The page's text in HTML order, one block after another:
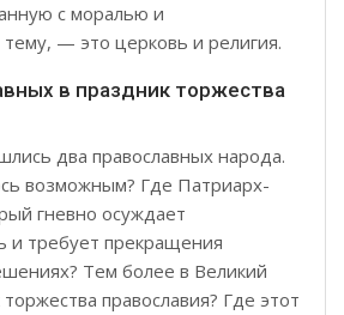
с моралью и
— это церковь и религия.
в праздник торжества
два православных народа.
возможным? Где Патриарх-
гневно осуждает
и требует прекращения
Тем более в Великий
православия? Где этот